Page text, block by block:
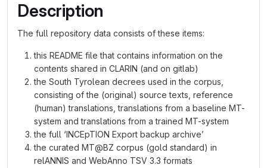
Description
The full repository data consists of these items:
this README file that contains information on the
contents shared in CLARIN (and on gitlab)
the South Tyrolean decrees used in the corpus,
consisting of the (original) source texts, reference
(human) translations, translations from a baseline MT-
system and translations from a trained MT-system
the full ‘INCEpTION Export backup archive’
the curated MT@BZ corpus (gold standard) in
relANNIS and WebAnno TSV 3.3 formats